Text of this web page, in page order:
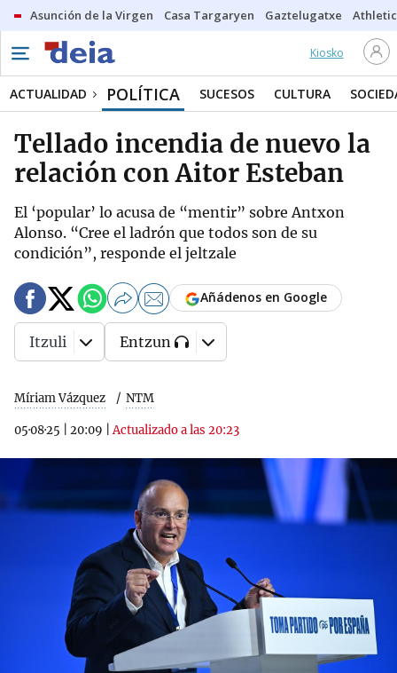
Asunción de la Virgen Casa Targaryen Gaztelugatxe Athletic
Kiosko
ACTUALIDAD POLÍTICA SUCESOS CULTURA
Tellado incendia de nuevo la
relación con Aitor Esteban
El ‘popular’ lo acusa de “mentir” sobre Antxon
Alonso. “Cree el ladrón que todos son de su
condición”, responde el jeltzale
Míriam Vázquez NTM
05·08·25 20:09 |Actualizado a las 20:23
Añádenos en Google
Itzuli Entzun